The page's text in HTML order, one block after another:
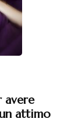
avere
attimo